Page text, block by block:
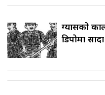
ग्यासको
डिपोमा